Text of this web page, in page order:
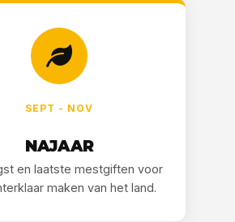
SEPT - NOV
NAJAAR
en laatste mestgiften voor
maken van het land.